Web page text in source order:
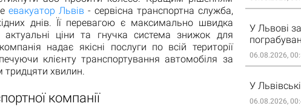
евакуатор Львів - сервісна транспортна служба,
днів. Її перевагою є максимально швидка
актуальні ціни та гнучка система знижок для
надає якісні послуги по всій території
клієнту транспортування автомобіля за
тридцяти хвилин.
компанії
У Львові
06.08.2026,
У
06.08.2026,